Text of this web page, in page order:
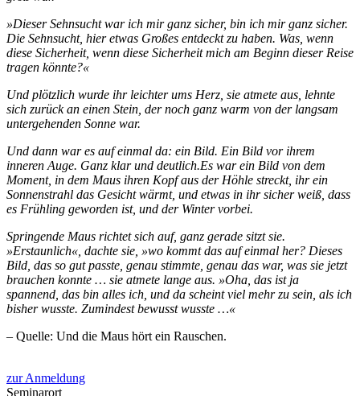
»Dieser Sehnsucht war ich mir ganz sicher, bin ich mir ganz sicher.
Die Sehnsucht, hier etwas Großes entdeckt zu haben. Was, wenn
diese Sicherheit, wenn diese Sicherheit mich am Beginn dieser Reise
tragen könnte?«
Und plötzlich wurde ihr leichter ums Herz, sie atmete aus, lehnte
sich zurück an einen Stein, der noch ganz warm von der langsam
untergehenden Sonne war.
Und dann war es auf einmal da: ein Bild. Ein Bild vor ihrem
inneren Auge. Ganz klar und deutlich.Es war ein Bild von dem
Moment, in dem Maus ihren Kopf aus der Höhle streckt, ihr ein
Sonnenstrahl das Gesicht wärmt, und etwas in ihr sicher weiß, dass
es Frühling geworden ist, und der Winter vorbei.
Springende Maus richtet sich auf, ganz gerade sitzt sie.
»Erstaunlich«, dachte sie, »wo kommt das auf einmal her? Dieses
Bild, das so gut passte, genau stimmte, genau das war, was sie jetzt
brauchen konnte … sie atmete lange aus. »Oha, das ist ja
spannend, das bin alles ich, und da scheint viel mehr zu sein, als ich
bisher wusste. Zumindest bewusst wusste …«
– Quelle: Und die Maus hört ein Rauschen.
zur Anmeldung
Seminarort